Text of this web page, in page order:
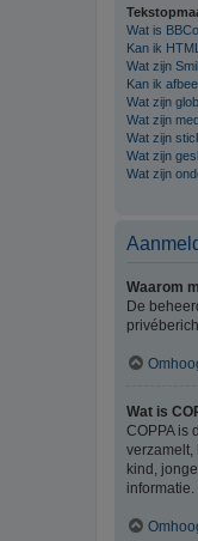
Wat is
Kan ik
Wat zijn
Kan ik
Wat zijn
Wat zijn
Wat zijn
Wat zijn
Wat zijn
Waarom
De
Wat is
COPPA is
verzamelt,
kind,